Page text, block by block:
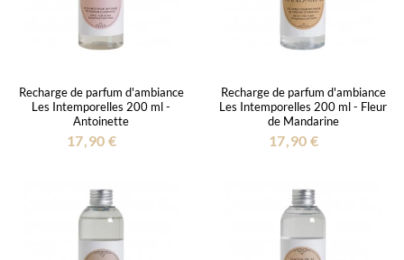
Recharge de parfum d'ambiance
Les Intemporelles 200 ml -
Antoinette
17,90 €
Recharge de parfum d'ambiance
Les Intemporelles 200 ml - Fleur
de Mandarine
17,90 €